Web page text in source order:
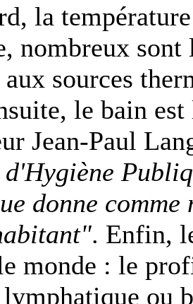
la
nombreux
sources
le bain
Jean-Paul
donne
. Enfin,
monde : le
ou